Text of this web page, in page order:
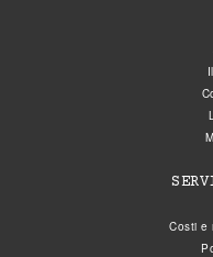
Costi e